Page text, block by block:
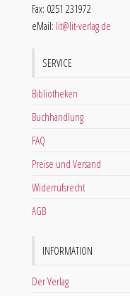
Fax: 0251 231972
eMail: lit@lit-verlag.de
SERVICE
Bibliotheken
Buchhandlung
FAQ
Preise und Versand
Widerrufsrecht
AGB
INFORMATION
Der Verlag